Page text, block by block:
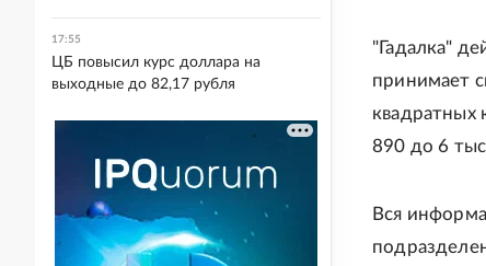
"Гадалка"
принимает
квадратных
890 до 6
Вся
17:55
ЦБ повысил курс доллара на
выходные до 82,17 рубля